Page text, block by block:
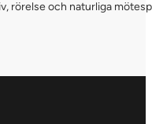
rörelse och naturliga